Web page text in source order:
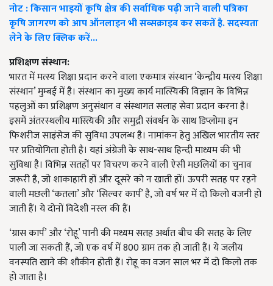
नोट : किसान भाइयों कृषि क्षेत्र की सर्वाधिक पढ़ी जाने वाली पत्रिका
कृषि जागरण को आप ऑनलाइन भी सब्सक्राइब कर सकतें है. सदस्यता
लेने के लिए क्लिक करें...
प्रशिक्षण संस्थान:
भारत में मत्स्य शिक्षा प्रदान करने वाला एकमात्र संस्थान ‘केन्द्रीय मत्स्य शिक्षा
संस्थान’ मुम्बई में है। संस्थान का मुख्य कार्य मात्स्यिकी विज्ञान के विभिन्न
पहलुओं का प्रशिक्षण अनुसंधान व संस्थागत सलाह सेवा प्रदान करना है।
इसमें अंतरस्थलीय मास्त्यिकी और समुद्री संवर्धन के साथ डिप्लोमा इन
फिशरीज साइंसेज की सुविधा उपलब्ध है। नामांकन हेतु अखिल भारतीय स्तर
पर प्रतियोगिता होती है। यहां अंग्रेजी के साथ-साथ हिन्दी माध्यम की भी
सुविधा है। विभिन्न सतहों पर विचरण करने वाली ऐसी मछलियों का चुनाव
जरूरी है, जो शाकाहारी हों और दूसरे को न खाती हों। ऊपरी सतह पर रहने
वाली मछली ‘कतला’ और ‘सिल्वर कार्प’ है, जो वर्ष भर में दो किलो वजनी हो
जाती हैं। ये दोनों विदेशी नस्ल की हैं।
‘ग्रास कार्प’ और ‘रोहू’ पानी की मध्यम सतह अर्थात बीच की सतह के लिए
पाली जा सकती हैं, जो एक वर्ष में 800 ग्राम तक हो जाती हैं। ये जलीय
वनस्पति खाने की शौकीन होती हैं। रोहू का वजन साल भर में दो किलो तक
हो जाता है।